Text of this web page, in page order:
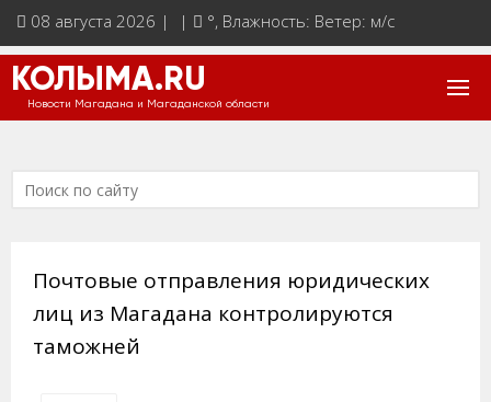
08 августа 2026 | | °, Влажность: Ветер: м/с
КОЛЫМА.RU
Новости Магадана и Магаданской области
Почтовые отправления юридических
лиц из Магадана контролируются
таможней